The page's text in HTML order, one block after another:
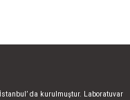
da kurulmuştur. Laboratuvar